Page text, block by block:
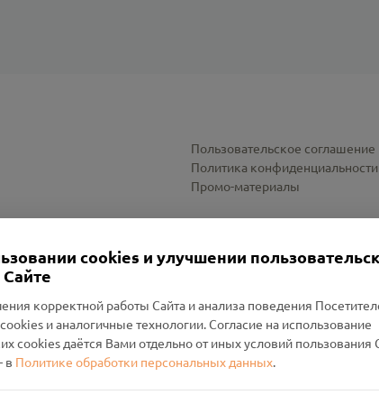
Пользовательское соглашение
Политика конфиденциальности
Промо-материалы
Проект Помним»
г. Рудня, улица Западная, д. 26А, пом. 18
cookies и улучшении
корректной работы Сайта и анализа поведения
и аналогичные технологии. Согласие на использование
cookies даётся Вами отдельно от иных условий пользования
в Политике обработки персональных данных.